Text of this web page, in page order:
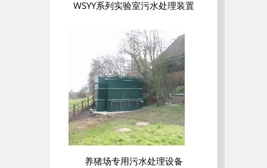
WSYY系列实验室污水处理装置
养猪场专用污水处理设备